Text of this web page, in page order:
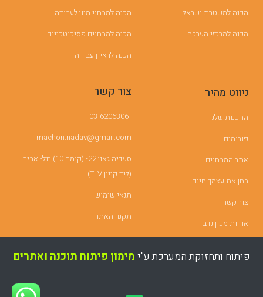
הכנה למשטרת ישראל
הכנה למרכזי הערכה
הכנה למבחני מיון לעבודה
הכנה למבחנים פסיכוטכניים
הכנה לראיון עבודה
ניווט מהיר
ההכנות שלנו
פורומים
אתר המבחנים
בחן את עצמך חינם
צור קשר
אודות מכון נדב
צור קשר
03-6206306
machon.nadav@gmail.com
סעדיה גאון 22- (קומה 10) תל- אביב
(ליד קניון TLV)
תנאי שימוש
תקנון האתר
פיתוח ותחזוקת המערכת ע"ימימון פיתוח תוכנה ואתרים